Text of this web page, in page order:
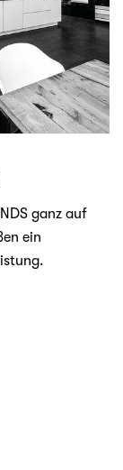
ganz auf
ein